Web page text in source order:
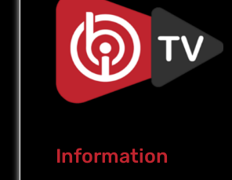
Information